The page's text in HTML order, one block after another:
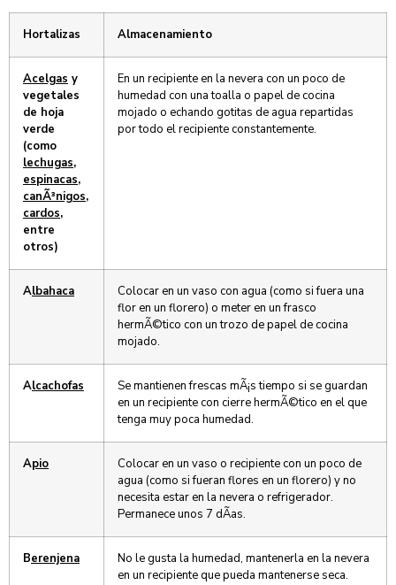
Hortalizas Almacenamiento
Acelgas y
vegetales
de hoja
verde
(como
lechugas,
espinacas,
canÃ³nigos,
cardos,
entre
otros)
En un recipiente en la nevera con un poco de
humedad con una toalla o papel de cocina
mojado o echando gotitas de agua repartidas
por todo el recipiente constantemente.
Albahaca
Colocar en un vaso con agua (como si fuera una
flor en un florero) o meter en un frasco
hermÃ©tico con un trozo de papel de cocina
mojado.
Alcachofas
Se mantienen frescas mÃ¡s tiempo si se guardan
en un recipiente con cierre hermÃ©tico en el que
tenga muy poca humedad.
Apio
Colocar en un vaso o recipiente con un poco de
agua (como si fueran flores en un florero) y no
necesita estar en la nevera o refrigerador.
Permanece unos 7 dÃ­as.
Berenjena
No le gusta la humedad, mantenerla en la nevera
en un recipiente que pueda mantenerse seca.